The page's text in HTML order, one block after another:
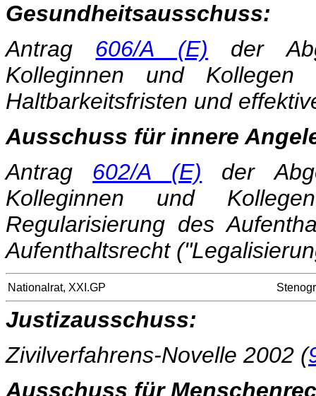
Gesundheitsausschuss:
Antrag 606/A (E) der
Kolleginnen und Kollegen
Haltbarkeitsfristen und
Ausschuss für innere
Antrag 602/A (E) der
Kolleginnen und
Regularisierung des
Aufenthaltsrecht
Nationalrat, XXI.GP
Justizausschuss:
Zivilverfahrens-Novelle 2002 (
Ausschuss für